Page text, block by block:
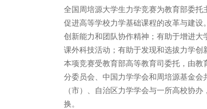
全国周培源大学生力学竞赛为教育部委托
促进高等学校力学基础课程的改革与建设
创新能力和团队协作精神；有助于增进
课外科技活动；有助于发现和选拔力学创
本项竞赛受教育部高等教育司委托，由
分委员会、中国力学学会和周培源基金
（市）、自治区力学学会与一所高校协
换。